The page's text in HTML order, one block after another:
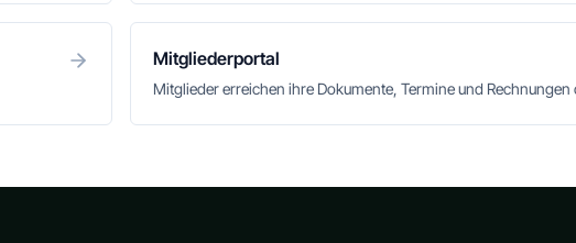
Mitgliederportal
Mitglieder erreichen ihre Dokumente, Termine und Rechnungen